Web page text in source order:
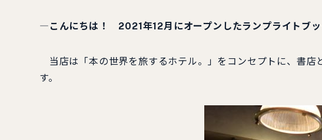
― こんにちは！ 2021年12月にオープンしたランプライトブ
当店は「本の世界を旅するホテル。」をコンセプトに、書
す。